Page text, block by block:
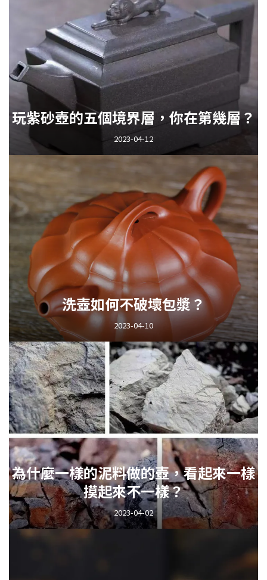
玩紫砂壺的五個境界層，你在第幾層？
2023-04-12
洗壺如何不破壞包漿？
2023-04-10
為什麼一樣的泥料做的壺，看起來一樣
摸起來不一樣？
2023-04-02